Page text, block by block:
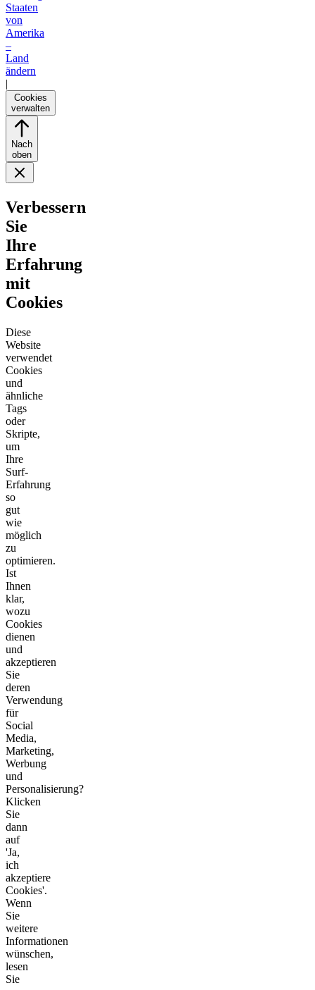
Staaten
von
Amerika
–
Land
ändern
|
Cookies
verwalten
Nach
oben
Verbessern
Sie
Ihre
Erfahrung
mit
Cookies
Diese
Website
verwendet
Cookies
und
ähnliche
Tags
oder
Skripte,
um
Ihre
Surf-
Erfahrung
so
gut
wie
möglich
zu
optimieren.
Ist
Ihnen
klar,
wozu
Cookies
dienen
und
akzeptieren
Sie
deren
Verwendung
für
Social
Media,
Marketing,
Werbung
und
Personalisierung?
Klicken
Sie
dann
auf
'Ja,
ich
akzeptiere
Cookies'.
Wenn
Sie
weitere
Informationen
wünschen,
lesen
Sie